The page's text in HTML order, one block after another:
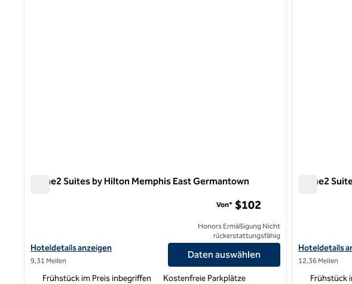
Home2 Suites by Hilton Memphis East Germantown
Hoteldetails für Home2 Suites by Hilton Memphis East Germantown anzeigen
Hoteldetails anzeigen
9,31 Meilen
Von* $102
Honors Ermäßigung Nicht
rückerstattungsfähig
Daten auswählen
Frühstück im Preis inbegriffen
Kostenfreie Parkplätze
Home2
Hoteldetails
Hoteldetails
12,36 Meilen
Frühstück